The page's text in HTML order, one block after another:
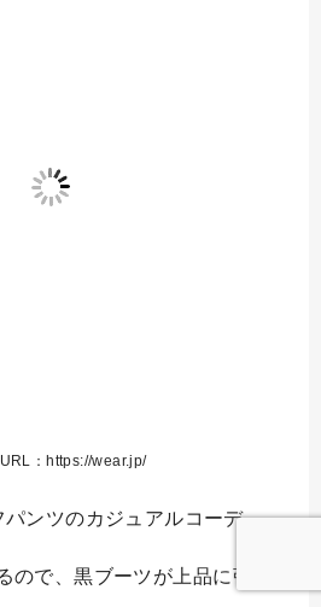
：https://wear.jp/
ンツのカジュアルコーデ。
ので、黒ブーツが上品に引き